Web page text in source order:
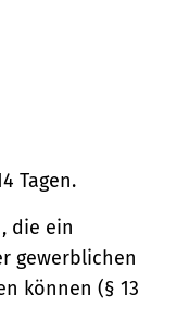
Tagen.
die ein
gewerblichen
können (§ 13